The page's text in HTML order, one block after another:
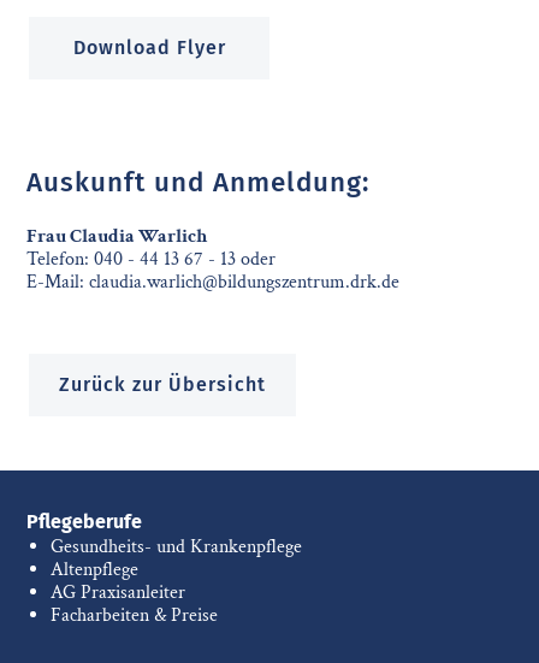
Download Flyer
Auskunft und Anmeldung:
Frau Claudia Warlich
Telefon:040 - 44 13 67 - 13oder
E-Mail:claudia.warlich@bildungszentrum.drk.de
Zurück zur Übersicht
Pflegeberufe
Gesundheits- und Krankenpflege
Altenpflege
AG Praxisanleiter
Facharbeiten & Preise